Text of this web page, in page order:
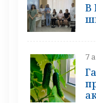
В
7